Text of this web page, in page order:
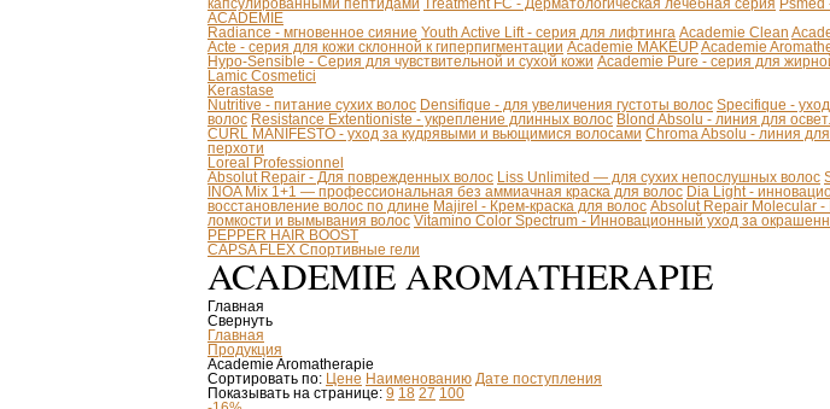
капсулированными пептидами Treatment FC - Дерматологическая лечебная серия Psmed
ACADEMIE
Radiance - мгновенное сияние Youth Active Lift - серия для лифтинга Academie Clean
Acte - серия для кожи склонной к гиперпигментации Academie MAKEUPAcademie
Hypo-Sensible - Серия для чувствительной и сухой кожи Academie Pure - серия для
Lamic Cosmetici
Kerastase
Nutritive - питание сухих волос Densifique - для увеличения густоты волос Specifique -
волос Resistance Extentioniste - укрепление длинных волос Blond Absolu - линия для
CURL MANIFESTO - уход за кудрявыми и вьющимися волосами Chroma Absolu - линия
перхоти
Loreal Professionnel
Absolut Repair - Для поврежденных волос Liss Unlimited — для сухих непослушных волос
INOA Mix 1+1 — профессиональная без аммиачная краска для волос Dia Light -
восстановление волос по длине Majirel - Крем-краска для волос Absolut Repair Molecular -
ломкости и вымывания волос Vitamino Color Spectrum - Инновационный уход за
PEPPER HAIR BOOST
CAPSA FLEX Спортивные гели
ACADEMIE AROMATHERAPIE
Главная
Свернуть
Главная
Продукция
Academie Aromatherapie
Сортировать по: Цене Наименованию Дате поступления
Показывать на странице: 9 18 27 100